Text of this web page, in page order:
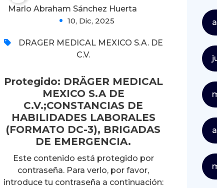
Marlo Abraham Sánchez Huerta
10, Dic, 2025
DRAGER MEDICAL MEXICO S.A. DE
C.V.
Protegido: DRÄGER MEDICAL
MEXICO S.A DE
C.V.;CONSTANCIAS DE
HABILIDADES LABORALES
(FORMATO DC-3), BRIGADAS
DE EMERGENCIA.
Este contenido está protegido por
contraseña. Para verlo, por favor,
introduce tu contraseña a continuación:
Protegido: BIO PAPPEL